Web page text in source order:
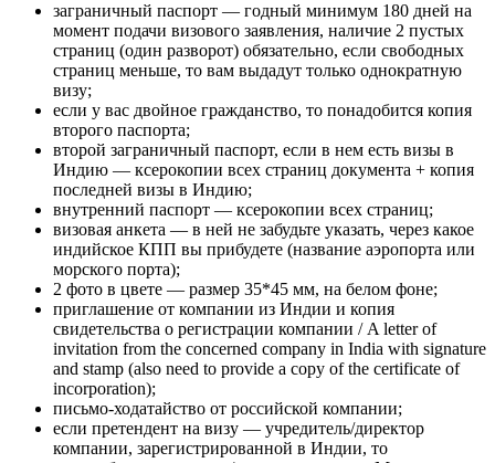
заграничный паспорт — годный минимум 180 дней на
момент подачи визового заявления, наличие 2 пустых
страниц (один разворот) обязательно, если свободных
страниц меньше, то вам выдадут только однократную
визу;
если у вас двойное гражданство, то понадобится копия
второго паспорта;
второй заграничный паспорт, если в нем есть визы в
Индию — ксерокопии всех страниц документа + копия
последней визы в Индию;
внутренний паспорт — ксерокопии всех страниц;
визовая анкета — в ней не забудьте указать, через какое
индийское КПП вы прибудете (название аэропорта или
морского порта);
2 фото в цвете — размер 35*45 мм, на белом фоне;
приглашение от компании из Индии и копия
свидетельства о регистрации компании / A letter of
invitation from the concerned company in India with signature
and stamp (also need to provide a copy of the certificate of
incorporation);
письмо-ходатайство от российской компании;
если претендент на визу — учредитель/директор
компании, зарегистрированной в Индии, то